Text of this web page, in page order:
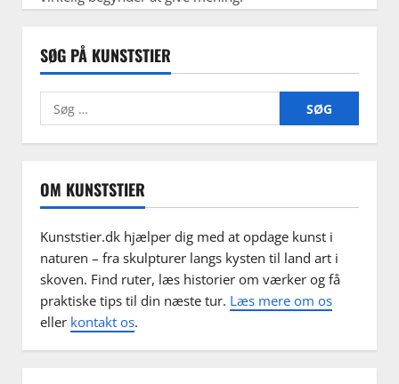
SØG PÅ KUNSTSTIER
Søg
efter:
OM KUNSTSTIER
Kunststier.dk hjælper dig med at opdage kunst i
naturen – fra skulpturer langs kysten til land art i
skoven. Find ruter, læs historier om værker og få
praktiske tips til din næste tur. Læs mere om os
eller kontakt os.